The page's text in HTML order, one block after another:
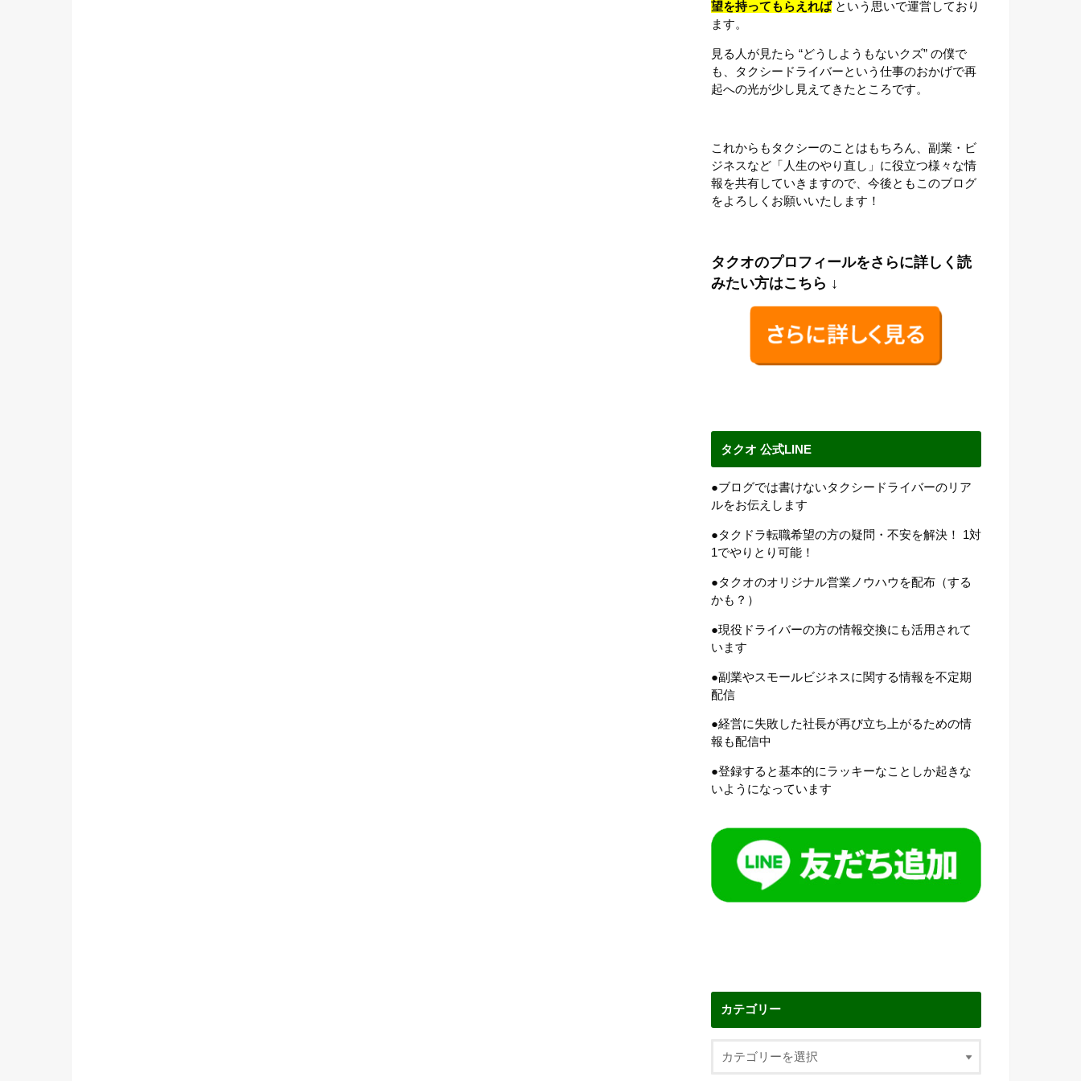
望を持ってもらえればという思いで運営しており
ます。
見る人が見たら “どうしようもないクズ” の僕で
も、タクシードライバーという仕事のおかげで再
起への光が少し見えてきたところです。
これからもタクシーのことはもちろん、副業・ビ
ジネスなど「人生のやり直し」に役立つ様々な情
報を共有していきますので、今後ともこのブログ
をよろしくお願いいたします！
タクオのプロフィールをさらに詳しく読
みたい方はこちら ↓
タクオ 公式LINE
●ブログでは書けないタクシードライバーのリア
ルをお伝えします
●タクドラ転職希望の方の疑問・不安を解決！ 1対
1でやりとり可能！
●タクオのオリジナル営業ノウハウを配布（する
かも？）
●現役ドライバーの方の情報交換にも活用されて
います
●副業やスモールビジネスに関する情報を不定期
配信
●経営に失敗した社長が再び立ち上がるための情
報も配信中
●登録すると基本的にラッキーなことしか起きな
いようになっています
カテゴリー